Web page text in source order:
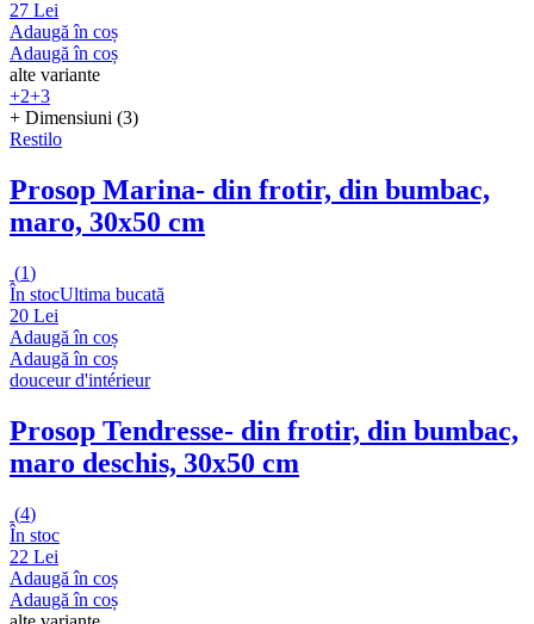
27 Lei
Adaugă în coș
Adaugă în coș
alte variante
+2+3
+ Dimensiuni (3)
Restilo
Prosop Marina- din frotir, din bumbac,
maro, 30x50 cm
(1)
În stocUltima bucată
20 Lei
Adaugă în coș
Adaugă în coș
douceur d'intérieur
Prosop Tendresse- din frotir, din bumbac,
maro deschis, 30x50 cm
(4)
În stoc
22 Lei
Adaugă în coș
Adaugă în coș